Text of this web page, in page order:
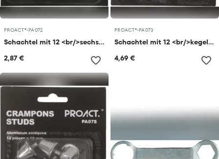
PROACT®•PA072
Schachtel mit 12 <br/>sechseckigen Alustollen
2,87 €
PROACT®•PA073
Schachtel mit 12 <br/>kegelförmigen Alustollen
4,69 €